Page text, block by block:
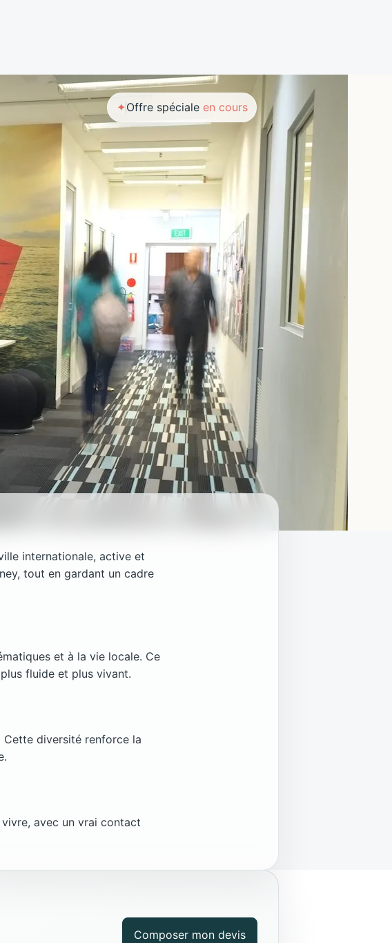
✦Offre spéciale en cours
internationale, active et
tout en gardant un cadre
et à la vie locale. Ce
fluide et plus vivant.
Cette diversité renforce la
avec un vrai contact
Composer mon devis